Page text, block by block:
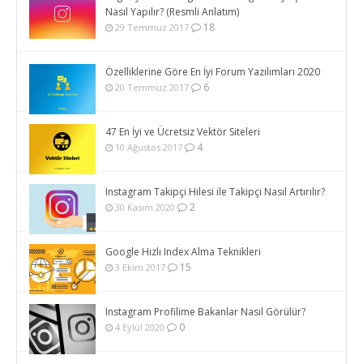
Nasıl Yapılır? (Resmli Anlatım)
29 Temmuz 2017 18
Özelliklerine Göre En İyi Forum Yazılımları 2020
20 Temmuz 2017 6
47 En İyi ve Ücretsiz Vektör Siteleri
10 Ağustos 2017 4
Instagram Takipçi Hilesi ile Takipçi Nasıl Artırılır?
30 Kasım 2020 2
Google Hızlı Index Alma Teknikleri
3 Ekim 2017 15
Instagram Profilime Bakanlar Nasıl Görülür?
4 Eylül 2020 0